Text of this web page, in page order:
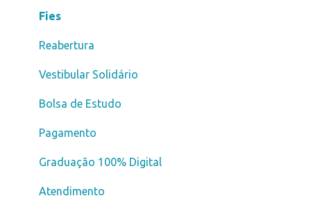
Fies
Reabertura
Vestibular Solidário
Bolsa de Estudo
Pagamento
Graduação 100% Digital
Atendimento